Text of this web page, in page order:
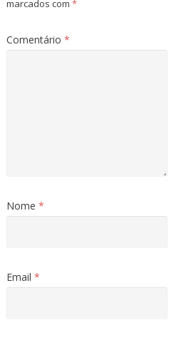
marcados com *
Comentário *
Nome *
Email *